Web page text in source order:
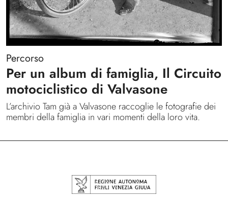
Percorso
Per un album di famiglia, Il Circuito
motociclistico di Valvasone
L’archivio Tam già a Valvasone raccoglie le fotografie dei
membri della famiglia in vari momenti della loro vita.